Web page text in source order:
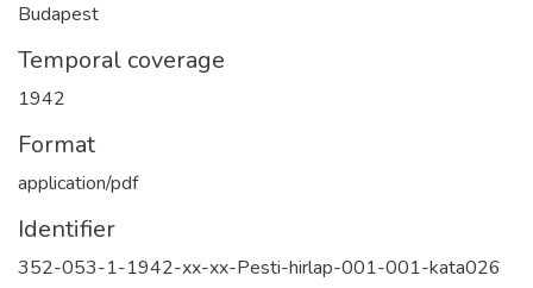
Budapest
Temporal coverage
1942
Format
application/pdf
Identifier
352-053-1-1942-xx-xx-Pesti-hirlap-001-001-kata026